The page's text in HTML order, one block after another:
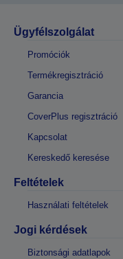
Ügyfélszolgálat
Promóciók
Termékregisztráció
Garancia
CoverPlus regisztráció
Kapcsolat
Kereskedő keresése
Feltételek
Használati feltételek
Jogi kérdések
Biztonsági adatlapok